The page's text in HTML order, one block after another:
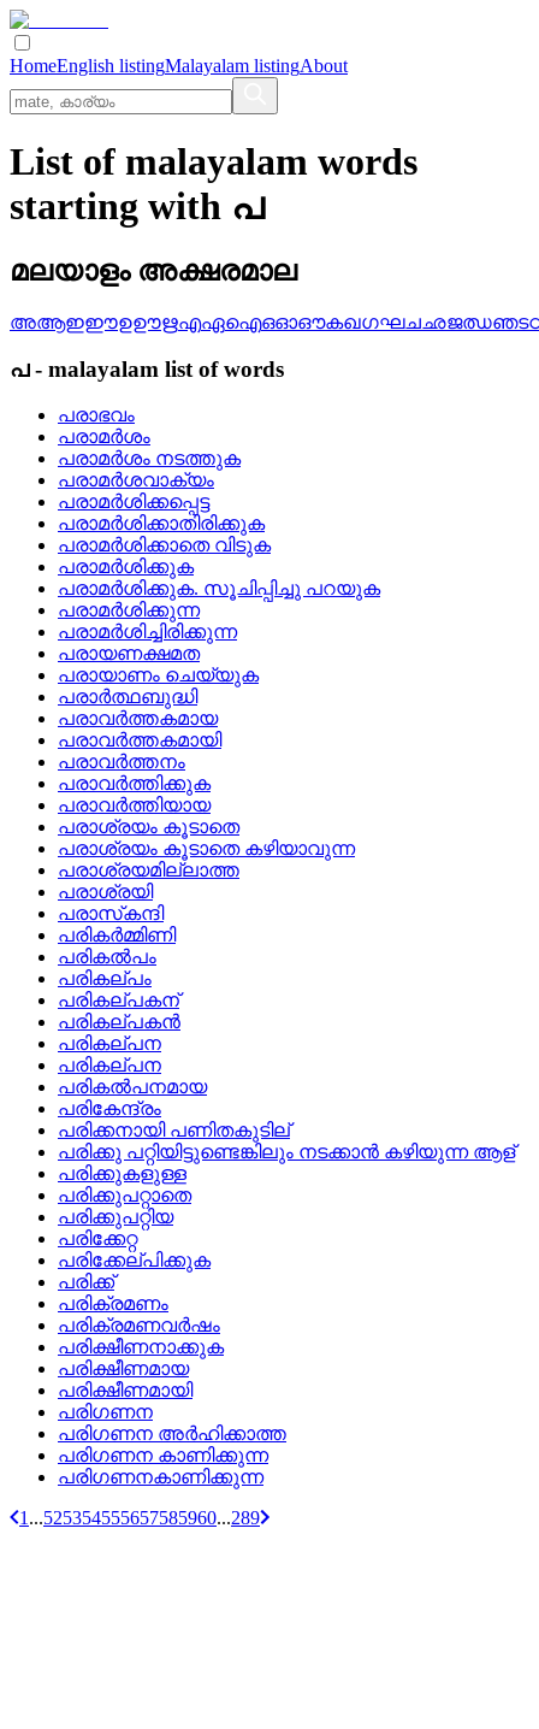
HomeEnglish listingMalayalam listingAbout
List of malayalam words
starting with പ
മലയാളം അക്ഷരമാല
അആഇഈഉഊഋഎഏഐഒഓഔകഖഗഘചഛജഝഞട
പ- malayalam list of words
പരാഭവം
പരാമര്‍ശം
പരാമര്‍ശം നടത്തുക
പരാമര്‍ശവാക്യം
പരാമര്‍ശിക്കപ്പെട്ട
പരാമര്‍ശിക്കാതിരിക്കുക
പരാമര്‍ശിക്കാതെ വിടുക
പരാമര്‍ശിക്കുക
പരാമര്‍ശിക്കുക. സൂചിപ്പിച്ചു പറയുക
പരാമര്‍ശിക്കുന്ന
പരാമര്‍ശിച്ചിരിക്കുന്ന
പരായണക്ഷമത
പരായാണം ചെയ്യുക
പരാര്‍ത്ഥബുദ്ധി
പരാവര്‍ത്തകമായ
പരാവര്‍ത്തകമായി
പരാവര്‍ത്തനം
പരാവര്‍ത്തിക്കുക
പരാവര്‍ത്തിയായ
പരാശ്രയം കൂടാതെ
പരാശ്രയം കൂടാതെ കഴിയാവുന്ന
പരാശ്രയമില്ലാത്ത
പരാശ്രയി
പരാസ്‌കന്ദി
പരികര്‍മ്മിണി
പരികല്‍പം
പരികല്പം
പരികല്പകന്
പരികല്പകന്‍
പരികല്‌പന
പരികല്പന
പരികല്‍പനമായ
പരികേന്ദ്രം
പരിക്കനായി പണിതകുടില്
പരിക്കു പറ്റിയിട്ടുണ്ടെങ്കിലും നടക്കാന്‍ കഴിയുന്ന ആള്
പരിക്കുകളുള്ള
പരിക്കുപറ്റാതെ
പരിക്കുപറ്റിയ
പരിക്കേറ്റ
പരിക്കേല്‌പിക്കുക
പരിക്ക്
പരിക്രമണം
പരിക്രമണവര്‍ഷം
പരിക്ഷീണനാക്കുക
പരിക്ഷീണമായ
പരിക്ഷീണമായി
പരിഗണന
പരിഗണന അര്‍ഹിക്കാത്ത
പരിഗണന കാണിക്കുന്ന
പരിഗണനകാണിക്കുന്ന
1 ...525354555657585960...289